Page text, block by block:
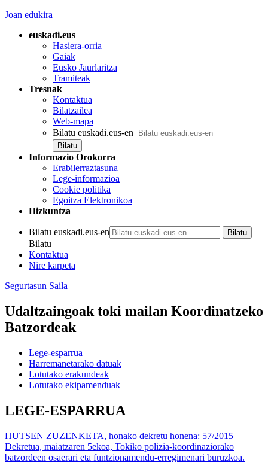
Joan edukira
euskadi.eus
Hasiera-orria
Gaiak
Eusko Jaurlaritza
Tramiteak
Tresnak
Kontaktua
Bilatzailea
Web-mapa
Bilatu euskadi.eus-en
Informazio Orokorra
Erabilerraztasuna
Lege-informazioa
Cookie politika
Egoitza Elektronikoa
Hizkuntza
Bilatu euskadi.eus-en
Bilatu
Kontaktua
Nire karpeta
Segurtasun Saila
Udaltzaingoak toki mailan Koordinatzeko
Batzordeak
Lege-esparrua
Harremanetarako datuak
Lotutako erakundeak
Lotutako ekipamenduak
LEGE-ESPARRUA
HUTSEN ZUZENKETA, honako dekretu honena: 57/2015
Dekretua, maiatzaren 5ekoa, Tokiko polizia-koordinaziorako
batzordeen osaerari eta funtzionamendu-erregimenari buruzkoa.